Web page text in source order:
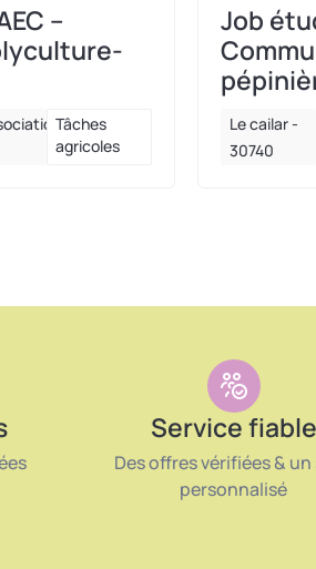
–
Tâches
agricoles
Job
Le cailar -
30740
Service fiable
Des offres vérifiées & un
personnalisé